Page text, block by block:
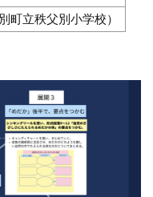
町立秩父別小学校）